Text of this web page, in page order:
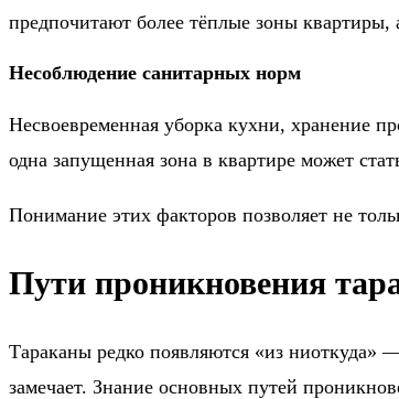
предпочитают более тёплые зоны
Несоблюдение санитарных норм
Несвоевременная уборка кухни, хранение
одна запущенная зона в квартире может
Понимание этих факторов позволяет не
Пути проникновения
Тараканы редко появляются «из ниоткуда»
замечает. Знание основных путей